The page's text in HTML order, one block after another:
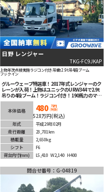
日野 レンジャー
TKG-FC9JKAP
上物年次点検実施ラジコン付き吊t数2.9t吊4段ブーム
フックイン
グルーウェーブ特選車！2017年式レンジャーのク
レーンが入荷！上物はユニックのURW344で2.9t
吊りの4段ブーム！ラジコン付き！190馬力のマニ
ュアル６速！ETC車載器も装着済み！床板も綺
麗！走行距離も短くまだまだこれからの１台！
本体価格 480 万円
(税抜)
528万円(税込)
年式
平成29年02月
走行距離
23,701km
積載量
2,650kg
シフト
F6
荷台内寸(mm) L5,410 W2,140 H400
問合せ番号：G-04819